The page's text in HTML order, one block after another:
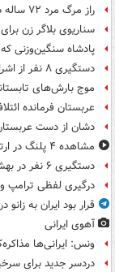
راز مرگ مرد ۷۲ ساله در تهرانپارس فاش شد
سناریوی بلاگر زن
پادشاه سنگین‌وزنی
دستگیری ۸ نفر از اشرار مسلح شاخص و مرتبطین گروهک های تروریستی
موج بارش‌های تابستانه در
عربستان فرمانده
دشان از دست
مشاهده ۴ پلنگ در ارتفاعات میناب
دستگیری ۶ نفر در بهشهر به اتهام تشویش اذهان عمومی
درگیری لفظی ترامپ
قرار بود ایران به
آهوی ایرانی
ونس: ایرانی‌ها
دردسر جدید برای